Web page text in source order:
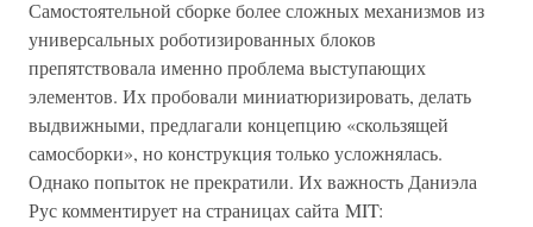
Самостоятельной сборке более сложных механизмов из
универсальных роботизированных блоков
препятствовала именно проблема выступающих
элементов. Их пробовали миниатюризировать, делать
выдвижными, предлагали концепцию «скользящей
самосборки», но конструкция только усложнялась.
Однако попыток не прекратили. Их важность Даниэла
Рус комментирует на страницах сайта MIT: